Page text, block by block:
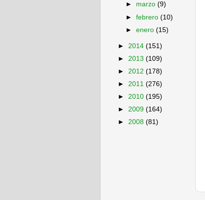
► marzo(9)
►febrero(10)
►enero(15)
► 2014 (151)
► 2013 (109)
► 2012 (178)
► 2011 (276)
► 2010 (195)
► 2009 (164)
► 2008 (81)